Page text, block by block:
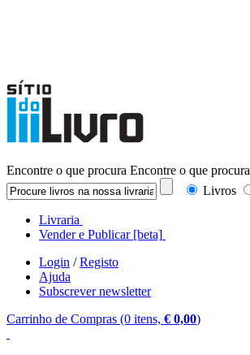
Encontre o que procura Encontre o que procura
Livros
Livraria
Vender e Publicar [beta]
Login /Registo
Ajuda
Subscrever newsletter
Carrinho de Compras (0 itens, € 0,00)